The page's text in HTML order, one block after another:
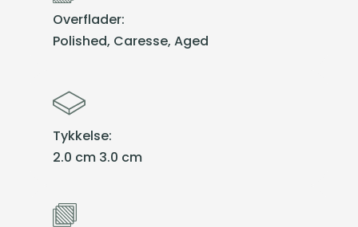
Overflader:
Polished, Caresse, Aged
Tykkelse:
2.0 cm 3.0 cm